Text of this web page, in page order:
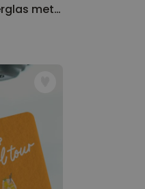
Gepersonaliseerd Bierglas met Naam Loading